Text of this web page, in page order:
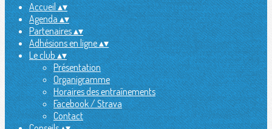
Accueil▴▾
Agenda▴▾
Partenaires▴▾
Adhésions en ligne▴▾
Le club▴▾
Présentation
Organigramme
Horaires des entraînements
Facebook / Strava
Contact